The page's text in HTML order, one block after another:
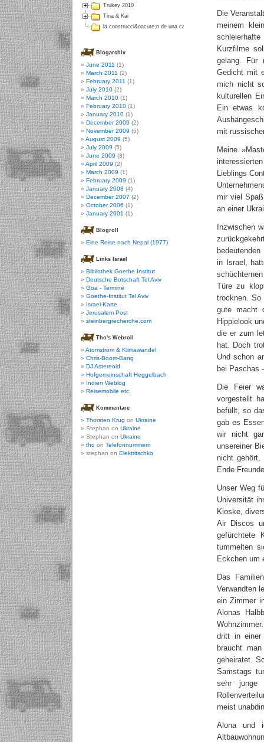
Die
meinem
Kurzfilme
gelang. Für
Gedicht mit
mich nicht
kulturellen
Ein etwas
mit
Meine
Lieblings
mir viel
an einer
Inzwischen
in Israel,
Türe zu
trocknen.
gute macht
Hippielook
die er zum
hat. Doch
Und schon
bei Paschas
Die Feier
vorgestellt
befüllt, so
gab es
wir nicht
unsereiner
nicht gehört,
Ende
Unser Weg
Universität
Kioske,
Air Discos
gefürchtete
tummelten
Eckchen um
Das
Verwandten
ein Zimmer
Alonas
dritt in einer
braucht
geheiratet.
Samstags
sehr junge
meist
Alona und
Trukey 2010
Tina & Kai
la construcci&oacute;n de una casa en Colombia
Blogarchiv
June 2011 (1)
March 2011 (2)
February 2011 (1)
July 2010 (2)
March 2010 (1)
February 2010 (1)
January 2010 (1)
December 2009 (2)
November 2009 (5)
August 2009 (5)
July 2009 (5)
June 2009 (3)
April 2009 (2)
March 2009 (1)
February 2009 (1)
January 2008 (4)
December 2007 (2)
October 2006 (1)
January 2001 (1)
Blogroll
Eine Reise nach Nepal (1977)
Links Israel
Bibilothek Goethe Institut
Deutsche Botschaft Tel Aviv
Goa - Termine
Goethe-Institut Tel Aviv
Israel-Karte
Jerusalem Post
steinbergrecherche.com
Tho's Webroll
Atomstrom & Klimawandel
Chris-Boom-Bang
DJ Astereoid
Hofgemeinschaft Heggelbach
Indien Weblog
Reisemobile etc.
Kommentare
Thorsten Krug on Ukraine
Stephan on Ukraine
Stephan on Ukraine
tho on Telefonnummern
stephan on Elektritschko